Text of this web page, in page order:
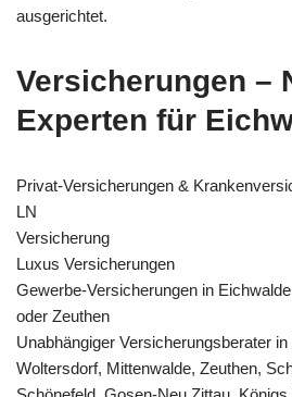
ausgerichtet.
Versicherungen –
Experten für
Privat-Versicherungen &
LN
Versicherung
Luxus Versicherungen
Gewerbe-Versicherungen in
oder Zeuthen
Unabhängiger Versicherungsberater
Woltersdorf, Mittenwalde, Zeuthen,